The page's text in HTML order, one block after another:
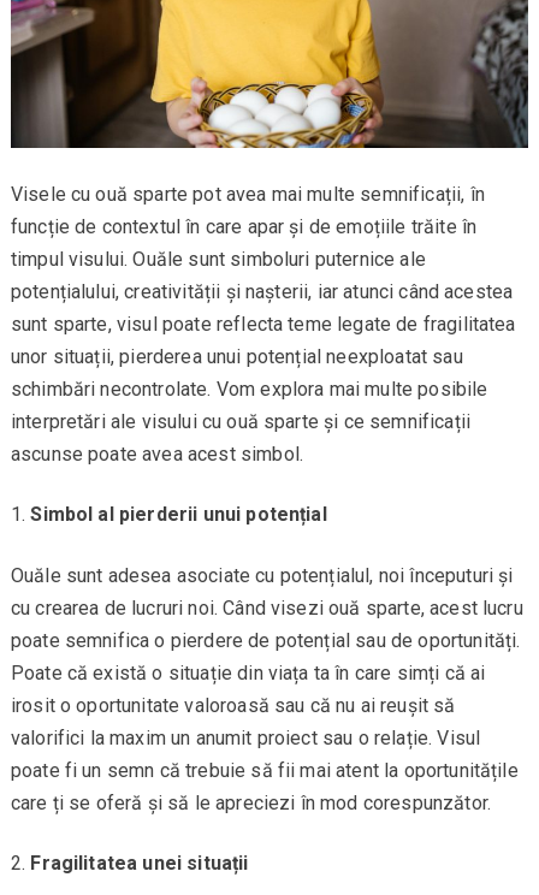
Visele cu ouă sparte pot avea mai multe semnificații, în
funcție de contextul în care apar și de emoțiile trăite în
timpul visului. Ouăle sunt simboluri puternice ale
potențialului, creativității și nașterii, iar atunci când acestea
sunt sparte, visul poate reflecta teme legate de fragilitatea
unor situații, pierderea unui potențial neexploatat sau
schimbări necontrolate. Vom explora mai multe posibile
interpretări ale visului cu ouă sparte și ce semnificații
ascunse poate avea acest simbol.
Simbol al pierderii unui potențial
Ouăle sunt adesea asociate cu potențialul, noi începuturi și
cu crearea de lucruri noi. Când visezi ouă sparte, acest lucru
poate semnifica o pierdere de potențial sau de oportunități.
Poate că există o situație din viața ta în care simți că ai
irosit o oportunitate valoroasă sau că nu ai reușit să
valorifici la maxim un anumit proiect sau o relație. Visul
poate fi un semn că trebuie să fii mai atent la oportunitățile
care ți se oferă și să le apreciezi în mod corespunzător.
Fragilitatea unei situații